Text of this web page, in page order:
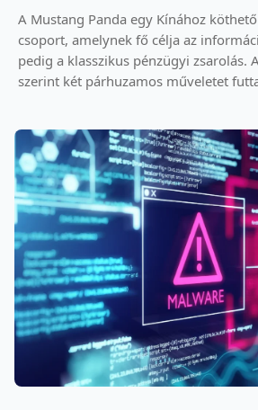
A Mustang Panda egy Kínához
csoport, amelynek fő célja az
pedig a klasszikus pénzügyi zsarolás.
szerint két párhuzamos műveletet